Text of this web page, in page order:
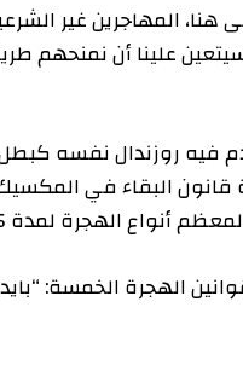
المهاجرين غير
أن نمنحهم طريقًا
نفسه كبطل
البقاء في المكسيك
الهجرة لمدة 5 سنوات”.
الخمسة: “بايدن